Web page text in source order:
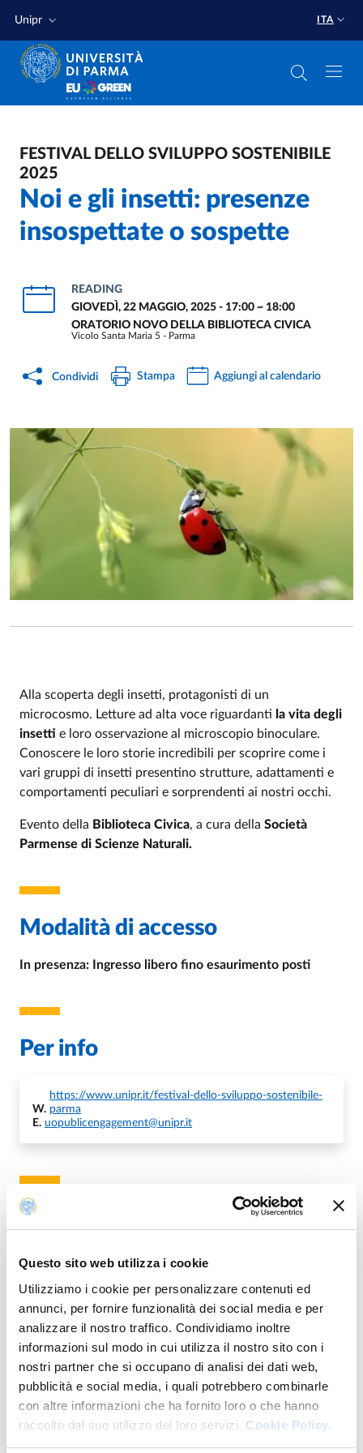
Questo sito web utilizza i cookie
Utilizziamo i cookie per personalizzare contenuti ed
annunci, per fornire funzionalità dei social media e per
analizzare il nostro traffico. Condividiamo inoltre
informazioni sul modo in cui utilizza il nostro sito con i
nostri partner che si occupano di analisi dei dati web,
pubblicità e social media, i quali potrebbero combinarle
con altre informazioni che ha fornito loro o che hanno
raccolto dal suo utilizzo dei loro servizi. Cookie Policy.
Unipr ITA
FESTIVAL DELLO SVILUPPO SOSTENIBILE
2025
Noi e gli insetti: presenze
insospettate o sospette
READING
GIOVEDÌ, 22 MAGGIO, 2025 - 17:00 ~ 18:00
ORATORIO NOVO DELLA BIBLIOTECA CIVICA
Vicolo Santa Maria 5 - Parma
Condividi Stampa Aggiungi al calendario
Event description
Alla scoperta degli insetti, protagonisti di un
microcosmo. Letture ad alta voce riguardanti la vita degli
insetti e loro osservazione al microscopio binoculare.
Conoscere le loro storie incredibili per scoprire come i
vari gruppi di insetti presentino strutture, adattamenti e
comportamenti peculiari e sorprendenti ai nostri occhi.
Evento della Biblioteca Civica, a cura della Società
Parmense di Scienze Naturali.
Modalità di accesso
In presenza: Ingresso libero fino esaurimento posti
Per info
W.
https://www.unipr.it/festival-dello-sviluppo-sostenibile-
parma
E. uopublicengagement@unipr.it
Organizzazione
U.O. Rapporti con il Territorio, Sport e Public
Fa parte di